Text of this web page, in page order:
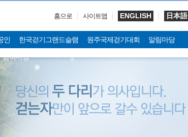
홈으로 사이트맵 ENGLISH 日本語
인 한국걷기그랜드슬램 원주국제걷기대회 알림마당
참여마당